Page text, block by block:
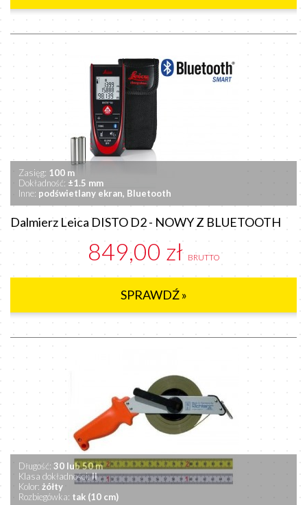
Zasięg: 100 m
Dokładność: ±1.5 mm
Inne: podświetlany ekran, Bluetooth
Dalmierz Leica DISTO D2 - NOWY Z BLUETOOTH
849,00 zł BRUTTO
SPRAWDŹ »
Długość: 30 lub 50 m
Klasa dokładności:II
Kolor: żółty
Rozbiegówka: tak (10 cm)